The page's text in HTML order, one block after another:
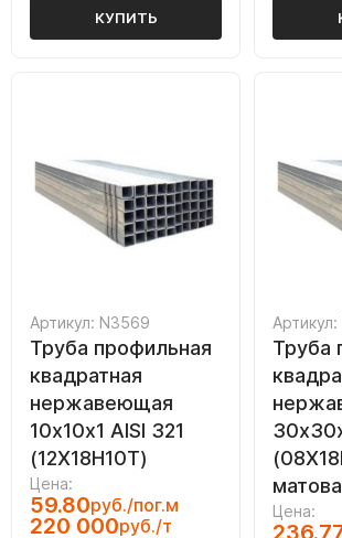
КУПИТЬ
Артикул: N3569
Труба профильная
квадратная
нержавеющая
10х10х1 AISI 321
(12Х18Н10Т)
Цена:
59.80руб./пог.м
220 000руб./т
Труба
Цена: